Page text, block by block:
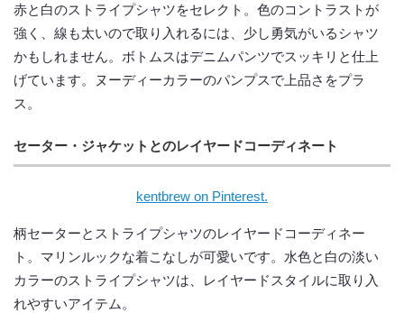
赤と白のストライプシャツをセレクト。色のコントラストが
強く、線も太いので取り入れるには、少し勇気がいるシャツ
かもしれません。ボトムスはデニムパンツでスッキリと仕上
げています。ヌーディーカラーのパンプスで上品さをプラ
ス。
セーター・ジャケットとのレイヤードコーディネート
kentbrew on Pinterest.
柄セーターとストライプシャツのレイヤードコーディネー
ト。マリンルックな着こなしが可愛いです。水色と白の淡い
カラーのストライプシャツは、レイヤードスタイルに取り入
れやすいアイテム。